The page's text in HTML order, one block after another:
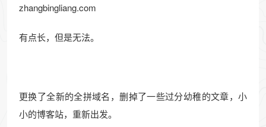
zhangbingliang.com
有点长，但是无法。
更换了全新的全拼域名，删掉了一些过分幼稚的文章，小
小的博客站，重新出发。